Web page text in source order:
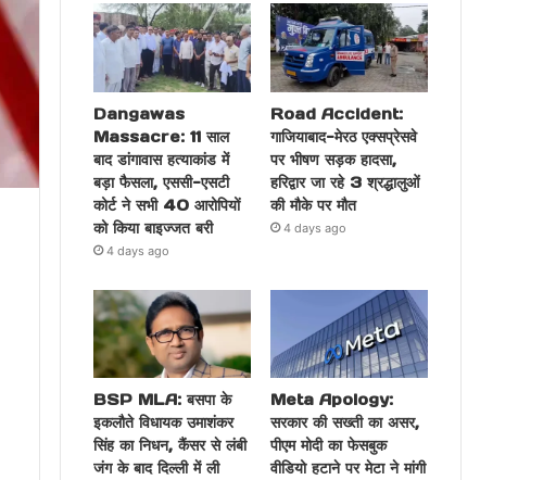
Dangawas
Massacre: 11 साल
बाद डांगावास हत्याकांड में
बड़ा फैसला, एससी-एसटी
कोर्ट ने सभी 40 आरोपियों
को किया बाइज्जत बरी
4 days ago
Road Accident:
गाजियाबाद-मेरठ एक्सप्रेसवे
पर भीषण सड़क हादसा,
हरिद्वार जा रहे 3 श्रद्धालुओं
की मौके पर मौत
4 days ago
BSP MLA: बसपा के
इकलौते विधायक उमाशंकर
सिंह का निधन, कैंसर से लंबी
जंग के बाद दिल्ली में ली
Meta Apology:
सरकार की सख्ती का असर,
पीएम मोदी का फेसबुक
वीडियो हटाने पर मेटा ने मांगी